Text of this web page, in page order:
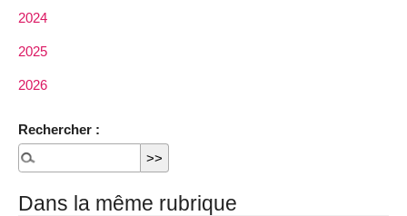
2024
2025
2026
Rechercher :
Dans la même rubrique